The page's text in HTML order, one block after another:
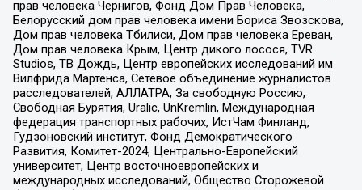
прав человека Чернигов, Фонд Дом Прав Человека,
Белорусский дом прав человека имени Бориса Звозскова,
Дом прав человека Тбилиси, Дом прав человека Ереван,
Дом прав человека Крым, Центр дикого лосося, TVR
Studios, ТВ Дождь, Центр европейских исследований им
Вилфрида Мартенса, Сетевое объединение журналистов
расследователей, АЛЛАТРА, За свободную Россию,
Свободная Бурятия, Uralic, UnKremlin, Международная
федерация транспортных рабочих, ИстЧам Финланд,
Гудзоновский институт, Фонд Демократического
Развития, Комитет-2024, Центрально-Европейский
университет, Центр восточноевропейских и
международных исследований, Общество Сторожевой